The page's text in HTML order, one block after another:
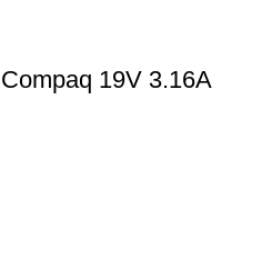
19V 3.16A